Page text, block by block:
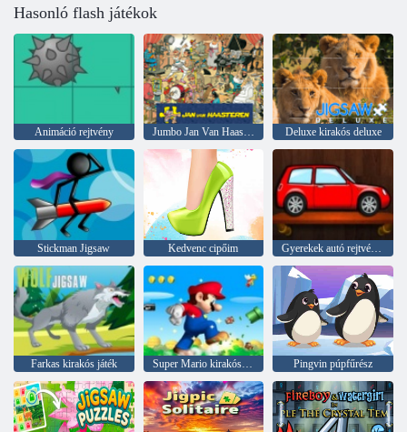
Hasonló flash játékok
Animáció rejtvény Jumbo Jan Van Haasteren Deluxe kirakós deluxe
Stickman Jigsaw Kedvenc cipőim Gyerekek autó rejtvények
Farkas kirakós játék Super Mario kirakós játék Pingvin púpfűrész